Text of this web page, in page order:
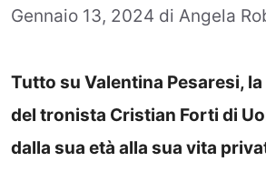
Gennaio 13, 2024 di Angela
Tutto su Valentina Pesaresi,
del tronista Cristian Forti di
dalla sua età alla sua vita